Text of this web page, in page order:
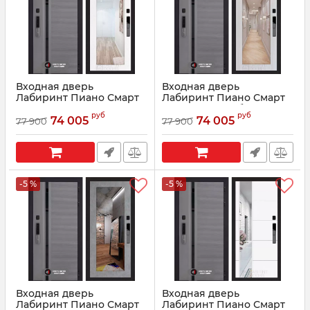
Входная дверь
Лабиринт Пиано Смарт
2.0 - 18 Белое дерево
Артикул: 210033
77 900 74 005 руб
Входная дверь
Лабиринт Пиано Смарт
2.0 - 18 Сандал белый
Артикул: 210035
77 900 74 005 руб
-5 %
Входная дверь
Лабиринт Пиано Смарт
-5 %
Входная дверь
Лабиринт Пиано Смарт